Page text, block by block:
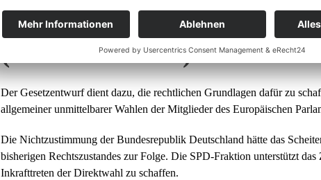
Wahl zum Europäischen
(Gesetzentwurf)
Der Gesetzentwurf dient dazu, die rechtlichen Grundlagen dafür zu
allgemeiner unmittelbarer Wahlen der Mitglieder des Europäischen
Die Nichtzustimmung der Bundesrepublik Deutschland hätte das
bisherigen Rechtszustandes zur Folge. Die SPD-Fraktion unterstützt
Inkrafttreten der Direktwahl zu schaffen.